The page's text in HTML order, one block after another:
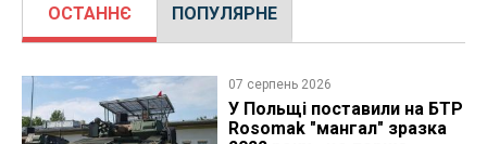
ОСТАННЄ ПОПУЛЯРНЕ
07 серпень 2026
У Польщі поставили на БТР
Rosomak "мангал" зразка